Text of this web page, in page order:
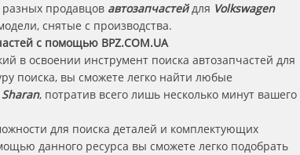
разных продавцов автозапчастейдля Volkswagen
снятые с производства.
с помощью BPZ.COM.UA
в освоении инструмент поиска автозапчастей для
поиска, вы сможете легко найти любые
, потратив всего лишь несколько минут вашего
для поиска деталей и комплектующих
данного ресурса вы сможете легко подобрать